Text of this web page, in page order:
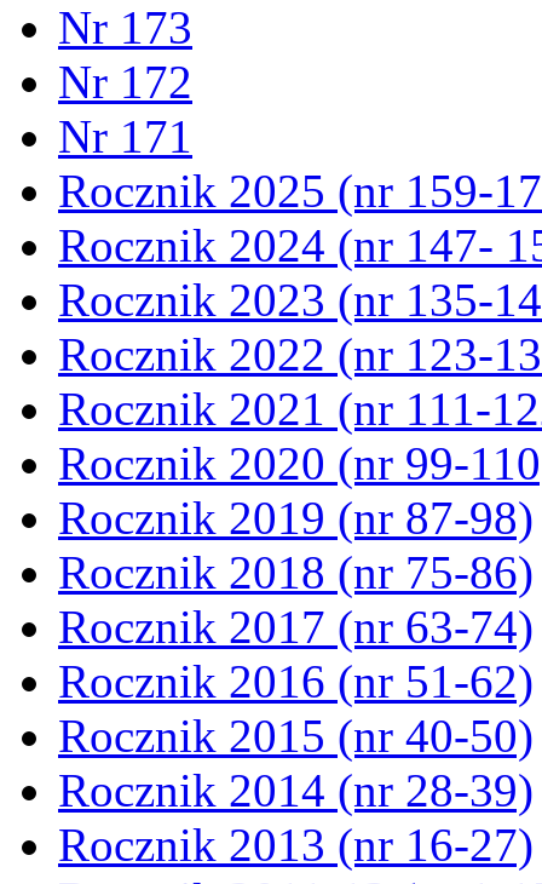
Nr 173
Nr 172
Nr 171
Rocznik 2025 (nr 159-
Rocznik 2024 (nr 147-
Rocznik 2023 (nr 135-
Rocznik 2022 (nr 123-
Rocznik 2021 (nr 111-
Rocznik 2020 (nr 99-
Rocznik 2019 (nr 87-98)
Rocznik 2018 (nr 75-86)
Rocznik 2017 (nr 63-74)
Rocznik 2016 (nr 51-62)
Rocznik 2015 (nr 40-50)
Rocznik 2014 (nr 28-39)
Rocznik 2013 (nr 16-27)